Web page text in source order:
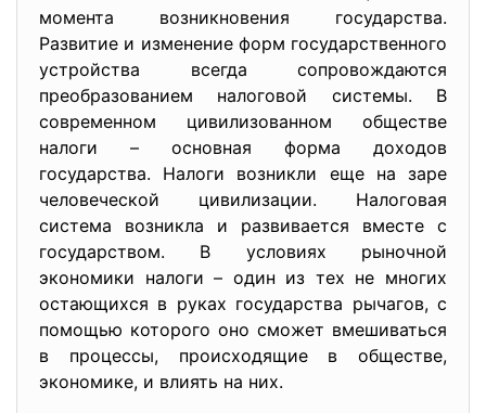
момента возникновения государства.
Развитие и изменение форм государственного
устройства всегда сопровождаются
преобразованием налоговой системы. В
современном цивилизованном обществе
налоги – основная форма доходов
государства. Налоги возникли еще на заре
человеческой цивилизации. Налоговая
система возникла и развивается вместе с
государством. В условиях рыночной
экономики налоги – один из тех не многих
остающихся в руках государства рычагов, с
помощью которого оно сможет вмешиваться
в процессы, происходящие в обществе,
экономике, и влиять на них.